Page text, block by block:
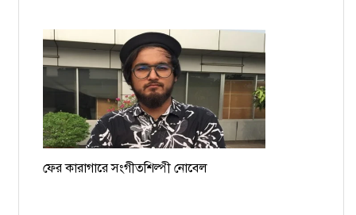
ফের কারাগারে সংগীতশিল্পী নোবেল